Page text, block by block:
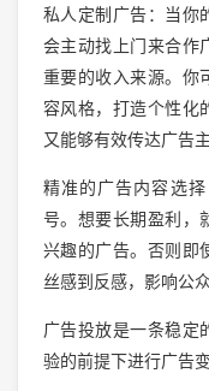
私人定制广告：当你
会主动找上门来合作
重要的收入来源。你
容风格，打造个性化
又能够有效传达广告
精准的广告内容选
号。想要长期盈利，
兴趣的广告。否则即
丝感到反感，影响公
广告投放是一条稳定
验的前提下进行广告